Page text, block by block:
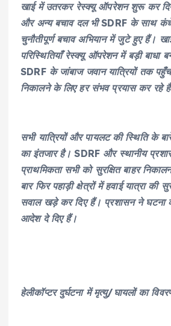
खाई में उतरकर रेस्क्यू ऑपरेशन शुरू कर
और अन्य बचाव दल भी SDRF के साथ
चुनौतीपूर्ण बचाव अभियान में जुटे हुए हैं।
परिस्थितियाँ रेस्क्यू ऑपरेशन में बड़ी बाधा
SDRF के जांबाज जवान यात्रियों तक
निकालने के लिए हर संभव प्रयास कर रहे
सभी यात्रियों और पायलट की स्थिति के
का इंतजार है। SDRF और स्थानीय
प्राथमिकता सभी को सुरक्षित बाहर
बार फिर पहाड़ी क्षेत्रों में हवाई यात्रा की
सवाल खड़े कर दिए हैं। प्रशासन ने घटना
आदेश दे दिए हैं।
हेलीकॉप्टर दुर्घटना में मृत्यु/घायलों का